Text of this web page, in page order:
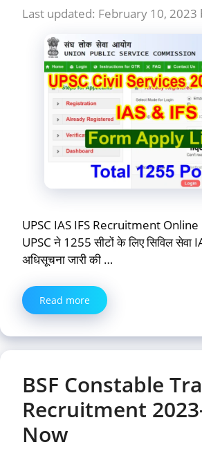
February 10, 2023
UPSC IAS IFS Recruitment
UPSC ने 1255 सीटों के लिए सिविल सेवा
अधिसूचना जारी की …
Read more
BSF Constable
Recruitment
Now